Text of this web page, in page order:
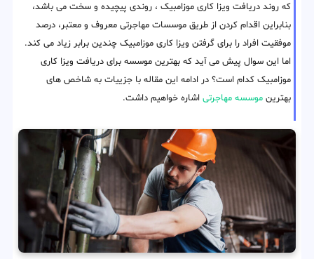
که روند دریافت ویزا کاری موزامبیک ، روندی پیچیده و سخت می باشد،
بنابراین اقدام کردن از طریق موسسات مهاجرتی معروف و معتبر، درصد
موفقیت افراد را برای گرفتن ویزا کاری موزامبیک چندین برابر زیاد می کند.
اما این سوال پیش می آید که بهترین موسسه برای دریافت ویزا کاری
موزامبیک کدام است؟ در ادامه این مقاله با جزییات به شاخص های
بهترین موسسه مهاجرتی اشاره خواهیم داشت.